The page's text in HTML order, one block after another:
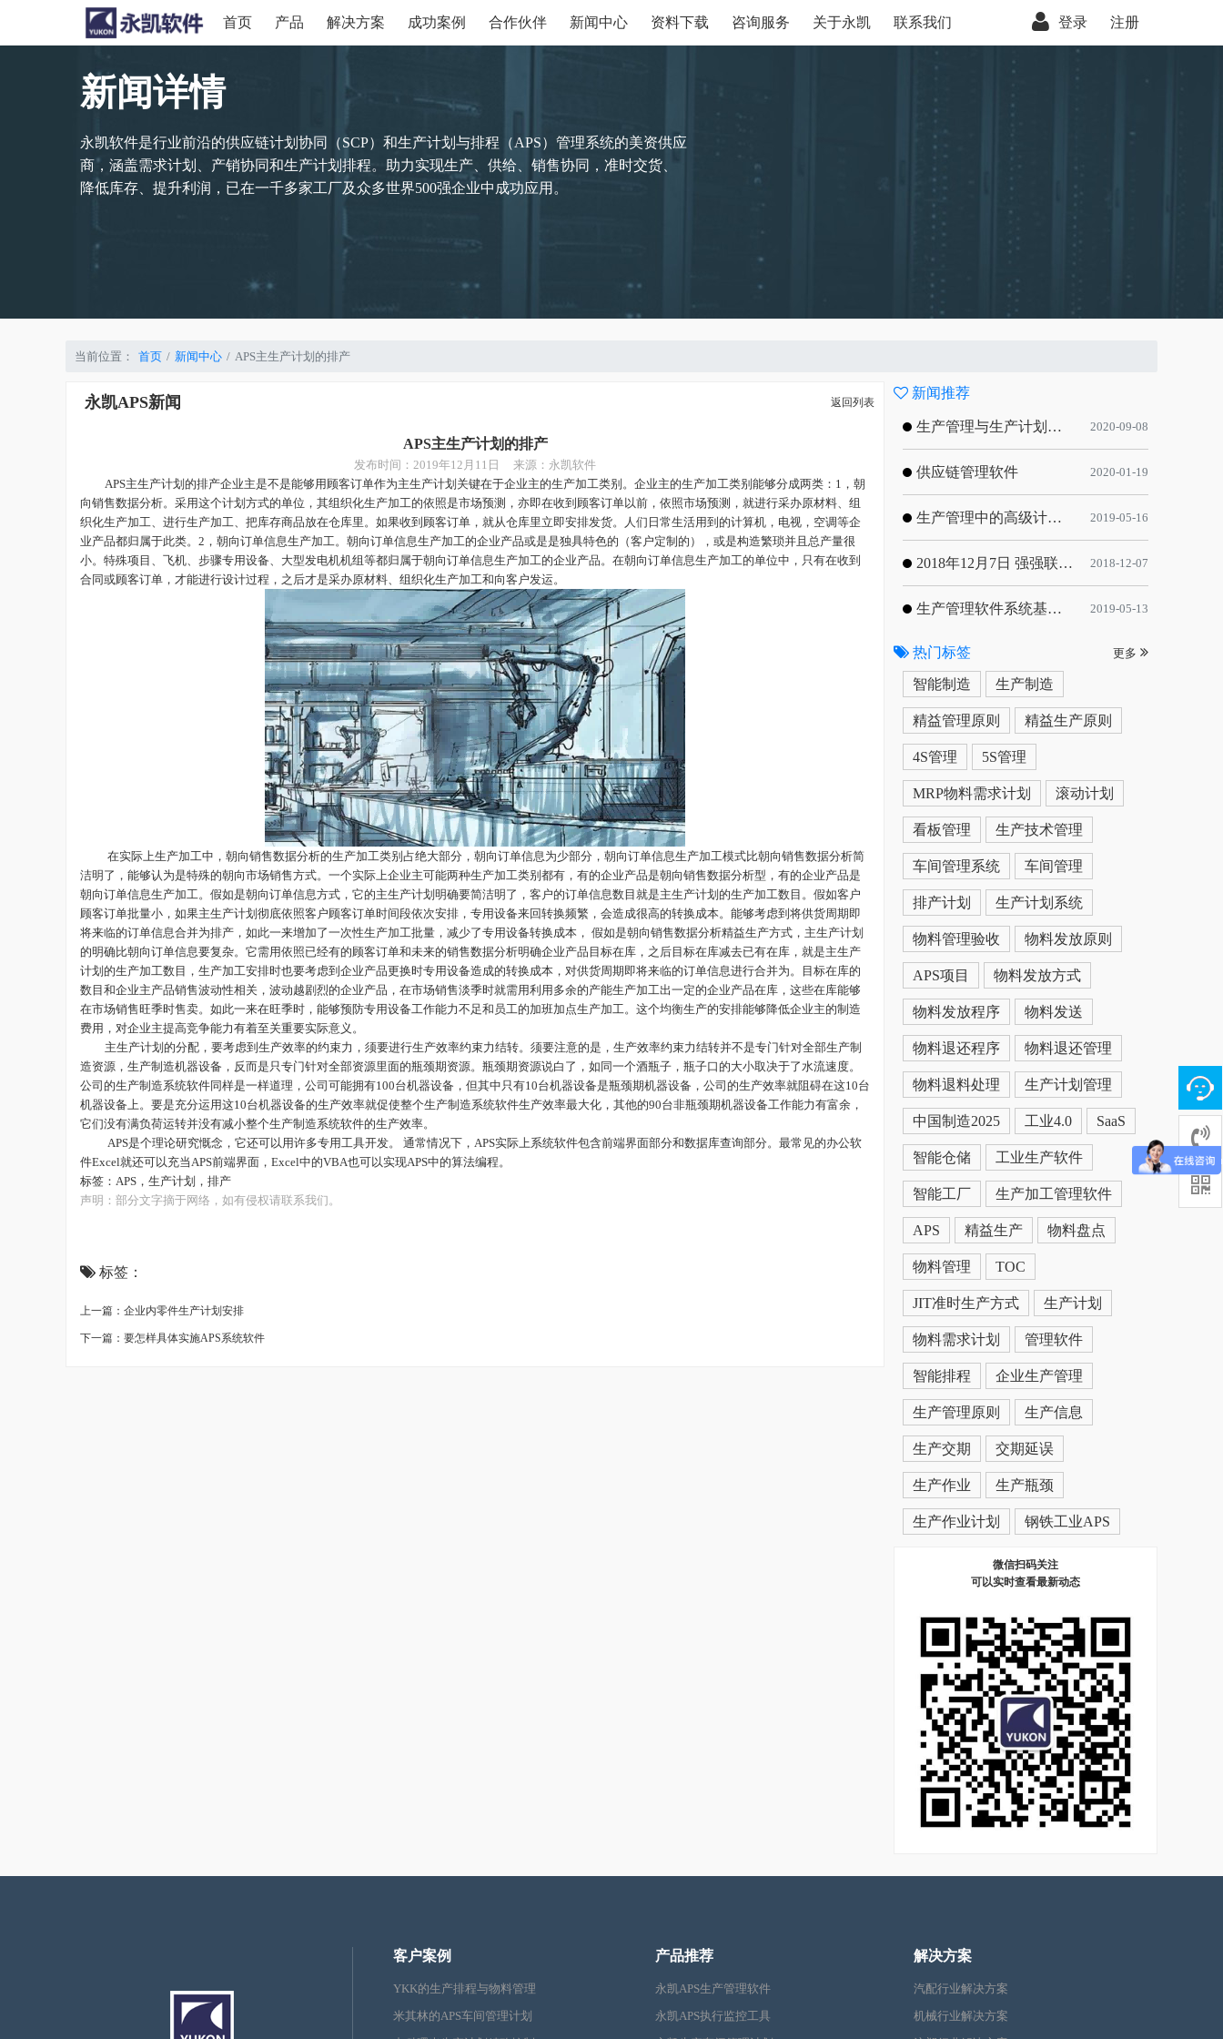
首页 产品 解决方案 成功案例 合作伙伴 新闻中心 资料下载 咨询服务 关于永凯 联系我们 登录 注册
新闻详情
永凯软件是行业前沿的供应链计划协同（SCP）和生产计划与排程（APS）管理系统的美资供应
商，涵盖需求计划、产销协同和生产计划排程。助力实现生产、供给、销售协同，准时交货、
降低库存、提升利润，已在一千多家工厂及众多世界500强企业中成功应用。
当前位置： 首页 新闻中心 APS主生产计划的排产
永凯APS新闻 返回列表
APS主生产计划的排产
发布时间： 2019年12月11日 来源：永凯软件
APS主生产计划的排产企业主是不是能够用顾客订单作为主生产计划关键在于企业主的生产加工类别。企业主的生产加工类别能够分成两类： 1，朝
向销售数据分析。采用这个计划方式的单位，其组织化生产加工的依照是市场预测，亦即在收到顾客订单以前，依照市场预测，就进行采办原材料、组
织化生产加工、进行生产加工、把库存商品放在仓库里。如果收到顾客订单，就从仓库里立即安排发货。人们日常生活用到的计算机，电视，空调等企
业产品都归属于此类。2，朝向订单信息生产加工。朝向订单信息生产加工的企业产品或是是独具特色的（客户定制的），或是构造繁琐并且总产量很
小。特殊项目、飞机、步骤专用设备、大型发电机机组等都归属于朝向订单信息生产加工的企业产品。在朝向订单信息生产加工的单位中，只有在收到
合同或顾客订单，才能进行设计过程，之后才是采办原材料、组织化生产加工和向客户发运。
在实际上生产加工中，朝向销售数据分析的生产加工类别占绝大部分，朝向订单信息为少部分，朝向订单信息生产加工模式比朝向销售数据分析简
洁明了，能够认为是特殊的朝向市场销售方式。一个实际上企业主可能两种生产加工类别都有，有的企业产品是朝向销售数据分析型，有的企业产品是
朝向订单信息生产加工。假如是朝向订单信息方式，它的主生产计划明确要简洁明了，客户的订单信息数目就是主生产计划的生产加工数目。假如客户
顾客订单批量小，如果主生产计划彻底依照客户顾客订单时间段依次安排，专用设备来回转换频繁，会造成很高的转换成本。能够考虑到将供货周期即
将来临的订单信息合并为排产，如此一来增加了一次性生产加工批量，减少了专用设备转换成本 ， 假如是朝向销售数据分析精益生产方式，主生产计划
的明确比朝向订单信息要复杂。它需用依照已经有的顾客订单和未来的销售数据分析明确企业产品目标在库，之后目标在库减去已有在库，就是主生产
计划的生产加工数目，生产加工安排时也要考虑到企业产品更换时专用设备造成的转换成本，对供货周期即将来临的订单信息进行合并为。目标在库的
数目和企业主产品销售波动性相关，波动越剧烈的企业产品，在市场销售淡季时就需用利用多余的产能生产加工出一定的企业产品在库，这些在库能够
在市场销售旺季时售卖。如此一来在旺季时，能够预防专用设备工作能力不足和员工的加班加点生产加工。这个均衡生产的安排能够降低企业主的制造
费用，对企业主提高竞争能力有着至关重要实际意义。
主生产计划的分配，要考虑到生产效率的约束力，须要进行生产效率约束力结转。须要注意的是，生产效率约束力结转并不是专门针对全部生产制
造资源，生产制造机器设备，反而是只专门针对全部资源里面的瓶颈期资源。瓶颈期资源说白了，如同一个酒瓶子，瓶子口的大小取决于了水流速度。
公司的生产制造系统软件同样是一样道理，公司可能拥有100台机器设备，但其中只有10台机器设备是瓶颈期机器设备，公司的生产效率就阻碍在这10台
机器设备上。要是充分运用这10台机器设备的生产效率就促使整个生产制造系统软件生产效率最大化，其他的90台非瓶颈期机器设备工作能力有富余，
它们没有满负荷运转并没有减小整个生产制造系统软件的生产效率。
APS是个理论研究慨念，它还可以用许多专用工具开发。 通常情况下，APS实际上系统软件包含前端界面部分和数据库查询部分。最常见的办公软
件Excel就还可以充当APS前端界面，Excel中的VBA也可以实现APS中的算法编程。
标签： APS ，生产计划，排产
声明：部分文字摘于网络，如有侵权请联系我们。
标签：
上一篇：企业内零件生产计划安排
下一篇：要怎样具体实施APS系统软件
新闻推荐
生产管理与生产计划的目标 2020-09-08
供应链管理软件 2020-01-19
生产管理中的高级计划与排程优化 2019-05-16
2018年12月7日 强强联手，共同推进电子器件领域APS应用典范 风华高科生产自动化工业互联网应用项目-APS项目启动会 2018-12-07
生产管理软件系统基于信息化的解决方案 2019-05-13
热门标签 更多
智能制造 生产制造
精益管理原则 精益生产原则
4S管理 5S管理
MRP物料需求计划 滚动计划
看板管理 生产技术管理
车间管理系统 车间管理
排产计划 生产计划系统
物料管理验收 物料发放原则
APS项目 物料发放方式
物料发放程序 物料发送
物料退还程序 物料退还管理
物料退料处理 生产计划管理
中国制造2025 工业4.0 SaaS
智能仓储 工业生产软件
智能工厂 生产加工管理软件
APS 精益生产 物料盘点
物料管理 TOC
JIT准时生产方式 生产计划
物料需求计划 管理软件
智能排程 企业生产管理
生产管理原则 生产信息
生产交期 交期延误
生产作业 生产瓶颈
生产作业计划 钢铁工业APS
微信扫码关注
可以实时查看最新动态
客户案例
YKK的生产排程与物料管理
米其林的APS车间管理计划
产品推荐
永凯APS生产管理软件
永凯APS执行监控工具
解决方案
汽配行业解决方案
机械行业解决方案